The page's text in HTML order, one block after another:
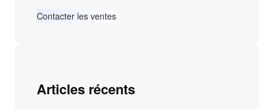
Contacter les ventes
Articles récents